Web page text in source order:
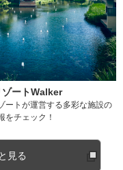
ゾートWalker
ートが運営する多彩な施設の
をチェック！
見る